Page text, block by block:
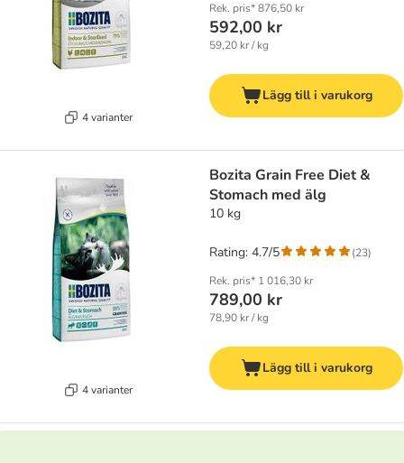
4 varianter
Rek. pris*876,50 kr
592,00 kr
59,20 kr / kg
Lägg till i varukorg
4 varianter
Bozita Grain Free Diet &
Stomach med älg
10 kg
Rek. pris* 1 016,30 kr
789,00 kr
78,90 kr / kg
Rating: 4.7/5 (23)
Lägg till i varukorg